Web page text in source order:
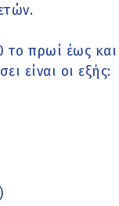
το πρωί έως και
είναι οι εξής: